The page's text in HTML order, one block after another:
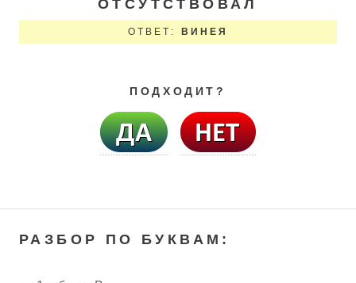
ОТСУТСТВОВАЛ
ОТВЕТ: ВИНЕЯ
ПОДХОДИТ?
РАЗБОР ПО БУКВАМ: